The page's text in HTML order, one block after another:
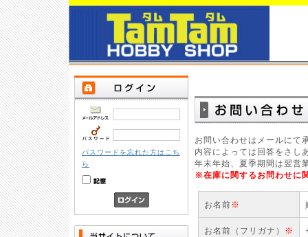
パスワードを忘れた方はこち
ら
お問い合わせはメールにて
内容によっては回答をさし
年末年始、夏季期間は翌営
※在庫に関するお問わせに
お名前※
お名前（フリガナ） ※